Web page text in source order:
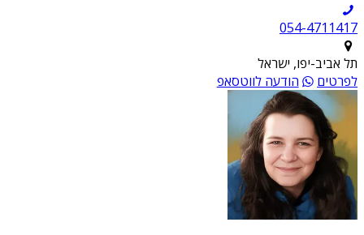
054-4711417
תל אביב-יפו, ישראל
לפרטים
הודעה לווטסאפ